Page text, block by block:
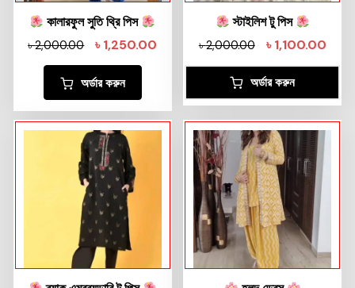
কালারফুল সুতি থ্রি পিস
৳2,000.00 ৳1,250.00
অর্ডার করুন
স্টাইলিশ টু পিস
৳2,000.00 ৳1,100.00
অর্ডার করুন